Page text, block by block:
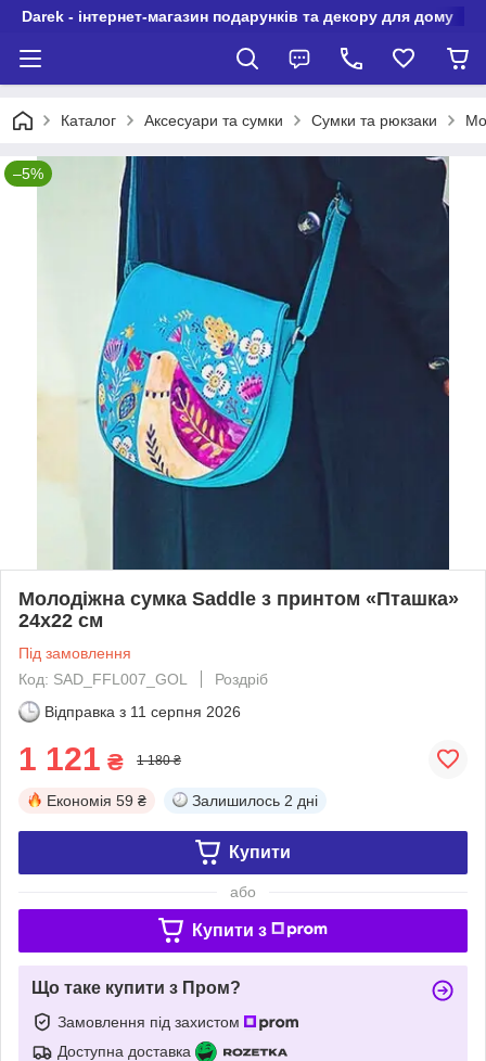
Darek - інтернет-магазин подарунків та декору для дому
Каталог Аксесуари та сумки Сумки та рюкзаки
–5%
Молодіжна сумка Saddle з принтом «Пташка»
24х22 см
Під замовлення
Код: SAD_FFL007_GOL
Роздріб
Відправка з 11 серпня 2026
1 121 ₴ 1 180 ₴
Економія 59 ₴ Залишилось 2 дні
Купити
або
Купити з
Що таке купити з Пром?
Замовлення під захистом
Доступна доставка